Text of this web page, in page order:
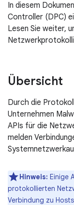
In diesem
Controller (DPC)
Lesen Sie weiter,
Übersicht
Durch die
Unternehmen
APIs für die
melden
Hinweis: Einige
protokollierten
Verbindung zu